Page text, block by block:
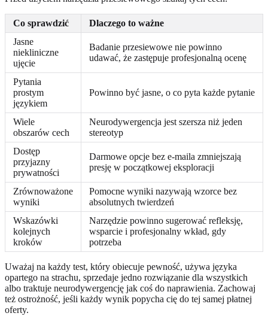
Co sprawdzić
Dlaczego to ważne
Jasne
niekliniczne
ujęcie
Badanie przesiewowe nie powinno
udawać, że zastępuje profesjonalną ocenę
Pytania
prostym
językiem
Powinno być jasne, o co pyta każde pytanie
Wiele
obszarów cech
Neurodywergencja jest szersza niż jeden
stereotyp
Dostęp
przyjazny
prywatności
Darmowe opcje bez e-maila zmniejszają
presję w początkowej eksploracji
Zrównoważone
wyniki
Pomocne wyniki nazywają wzorce bez
absolutnych twierdzeń
Wskazówki
kolejnych
kroków
Narzędzie powinno sugerować refleksję,
wsparcie i profesjonalny wkład, gdy
potrzeba
Uważaj na każdy test, który obiecuje pewność, używa języka
opartego na strachu, sprzedaje jedno rozwiązanie dla wszystkich
albo traktuje neurodywergencję jak coś do naprawienia. Zachowaj
też ostrożność, jeśli każdy wynik popycha cię do tej samej płatnej
oferty.